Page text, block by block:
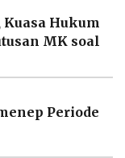
Hukum
MK soal
Periode